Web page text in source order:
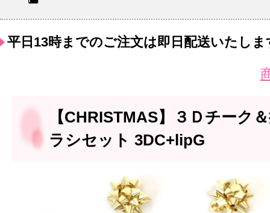
平日13時までのご注文は即日配送いたしま
【CHRISTMAS】３Ｄチーク
ラシセット 3DC+lipG